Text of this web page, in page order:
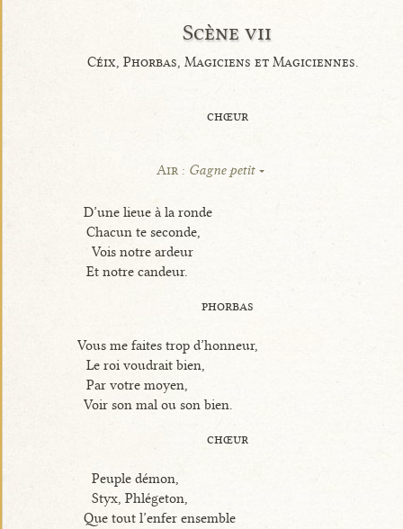
Scène vii
Céix, Phorbas, Magiciens et Magiciennes.
chœur
Air : Gagne petit
D’une lieue à la ronde
Chacun te seconde,
Vois notre ardeur
Et notre candeur.
phorbas
Vous me faites trop d’honneur,
Le roi voudrait bien,
Par votre moyen,
Voir son mal ou son bien.
chœur
Peuple démon,
Styx, Phlégeton,
Que tout l’enfer ensemble